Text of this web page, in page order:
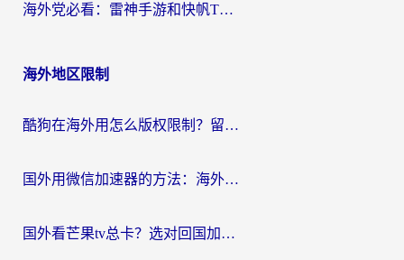
海外党必看：雷神手游和快帆TV版好用吗？3步选对回国加速器不踩坑
海外地区限制
酷狗在海外用怎么版权限制？留学生亲测：3步解决听国内音乐难题
国外用微信加速器的方法：海外党无缝连接国内生活的实用指南
国外看芒果tv总卡？选对回国加速器，轻松追《浪姐》不费劲